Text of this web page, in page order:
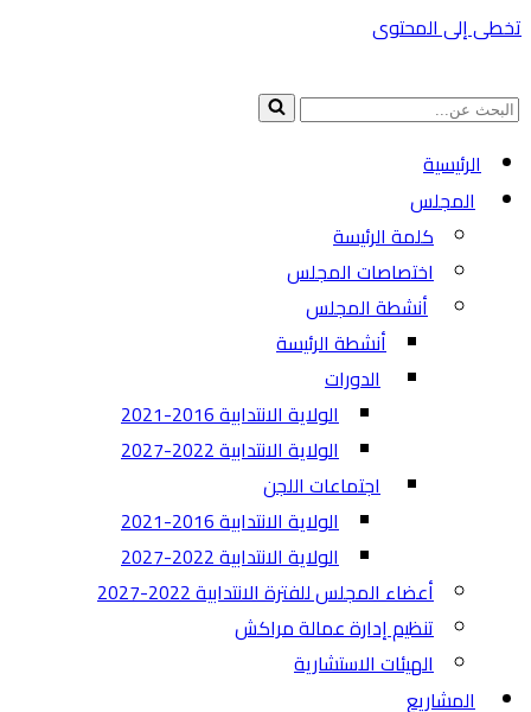
تخطى إلى المحتوى
البحث
الرئيسية
المجلس
كلمة الرئيسة
اختصاصات المجلس
أنشطة المجلس
أنشطة الرئيسة
الدورات
الولاية الانتدابية 2016-2021
الولاية الانتدابية 2022-2027
اجتماعات اللجن
الولاية الانتدابية 2016-2021
الولاية الانتدابية 2022-2027
أعضاء المجلس للفترة الانتدابية 2022-2027
تنظيم إدارة عمالة مراكش
الهيئات الاستشارية
المشاريع